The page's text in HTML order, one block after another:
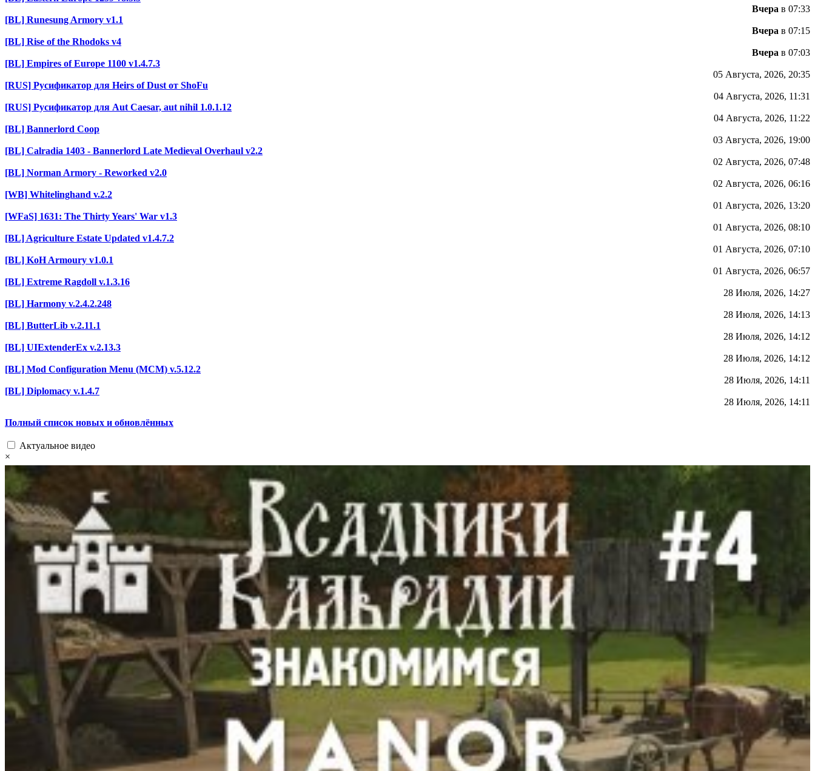
Вчера в 07:33
[BL] Runesung Armory v1.1
Вчера в 07:15
[BL] Rise of the Rhodoks v4
Вчера в 07:03
[BL] Empires of Europe 1100 v1.4.7.3
05 Августа, 2026, 20:35
[RUS] Русификатор для Heirs of Dust от ShoFu
04 Августа, 2026, 11:31
[RUS] Русификатор для Aut Caesar, aut nihil 1.0.1.12
04 Августа, 2026, 11:22
[BL] Bannerlord Coop
03 Августа, 2026, 19:00
[BL] Calradia 1403 - Bannerlord Late Medieval Overhaul v2.2
02 Августа, 2026, 07:48
[BL] Norman Armory - Reworked v2.0
02 Августа, 2026, 06:16
[WB] Whitelinghand v.2.2
01 Августа, 2026, 13:20
[WFaS] 1631: The Thirty Years' War v1.3
01 Августа, 2026, 08:10
[BL] Agriculture Estate Updated v1.4.7.2
01 Августа, 2026, 07:10
[BL] KoH Armoury v1.0.1
01 Августа, 2026, 06:57
[BL] Extreme Ragdoll v.1.3.16
28 Июля, 2026, 14:27
[BL] Harmony v.2.4.2.248
28 Июля, 2026, 14:13
[BL] ButterLib v.2.11.1
28 Июля, 2026, 14:12
[BL] UIExtenderEx v.2.13.3
28 Июля, 2026, 14:12
[BL] Mod Configuration Menu (MCM) v.5.12.2
28 Июля, 2026, 14:11
[BL] Diplomacy v.1.4.7
28 Июля, 2026, 14:11
Полный список новых и обновлённых
Актуальное видео
×